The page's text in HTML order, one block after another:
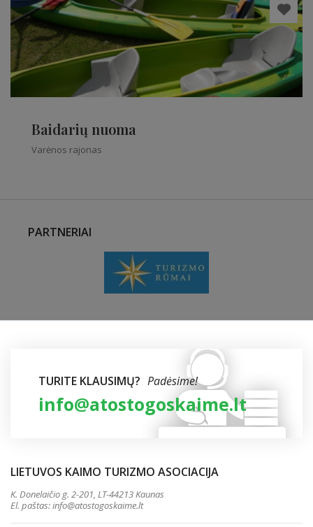
Baidarių nuoma
Varėnos rajonas
PARTNERIAI
TURITE KLAUSIMŲ? Padėsime!
info@atostogoskaime.lt
LIETUVOS KAIMO TURIZMO ASOCIACIJA
K. Donelaičio g. 2-201, LT-44213 Kaunas
El. paštas:info@atostogoskaime.lt